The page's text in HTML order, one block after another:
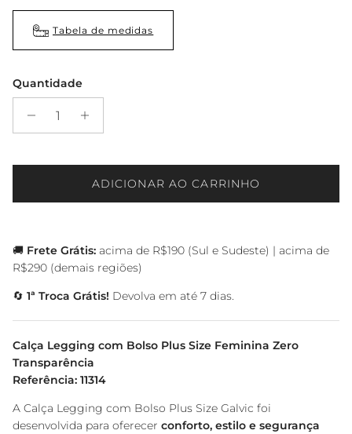
Tabela de medidas
Quantidade
ADICIONAR AO CARRINHO
🚚 Frete Grátis: acima de R$190 (Sul e Sudeste) | acima de
R$290 (demais regiões)
🔄 1ª Troca Grátis! Devolva em até 7 dias.
Calça Legging com Bolso Plus Size Feminina Zero
Transparência
Referência: 11314
A Calça Legging com Bolso Plus Size Galvic foi
desenvolvida para oferecer conforto, estilo e segurança